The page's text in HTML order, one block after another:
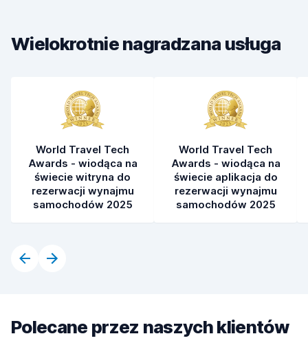
8,0
Wielokrotnie nagradzana usługa
World Travel Tech
Awards - wiodąca na
świecie witryna do
rezerwacji wynajmu
samochodów 2025
World Travel Tech
Awards - wiodąca na
świecie aplikacja do
rezerwacji wynajmu
samochodów 2025
Polecane przez naszych klientów